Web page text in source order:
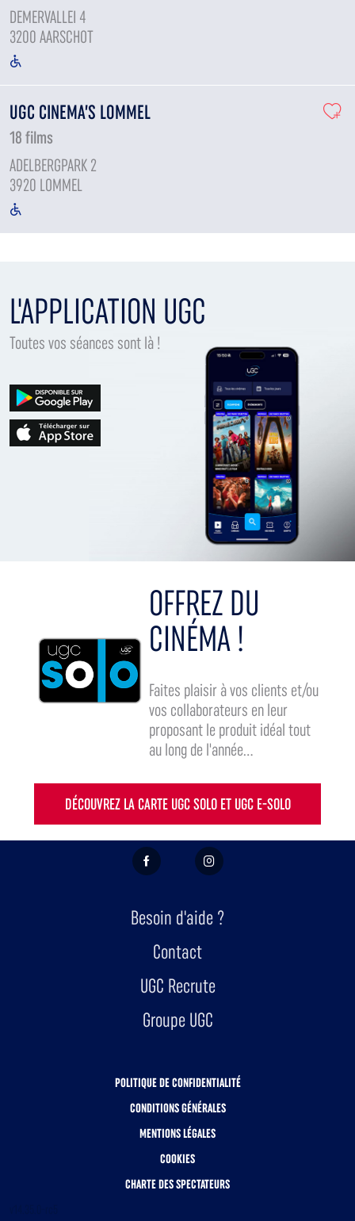
DEMERVALLEI 4
3200 AARSCHOT
UGC CINEMA’S LOMMEL
18 films
ADELBERGPARK 2
3920 LOMMEL
L'APPLICATION UGC
Toutes vos séances sont là !
OFFREZ DU
CINÉMA !
Faites plaisir à vos clients et/ou
vos collaborateurs en leur
proposant le produit idéal tout
au long de l'année...
DÉCOUVREZ LA CARTE UGC SOLO ET UGC E-SOLO
FACEBOOK INSTAGRAM
Besoin d'aide ?
Contact
UGC Recrute
Groupe UGC
POLITIQUE DE CONFIDENTIALITÉ
CONDITIONS GÉNÉRALES
MENTIONS LÉGALES
COOKIES
CHARTE DES SPECTATEURS